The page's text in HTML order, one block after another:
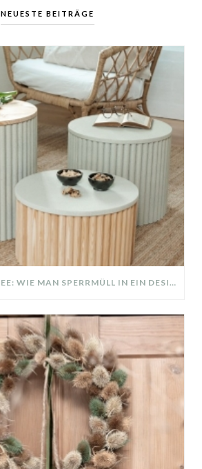
NEUESTE BEITRÄGE
DIY UPCYLING IDEE: WIE MAN SPERRMÜLL IN EIN DESIGNER TEIL VERWANDELT